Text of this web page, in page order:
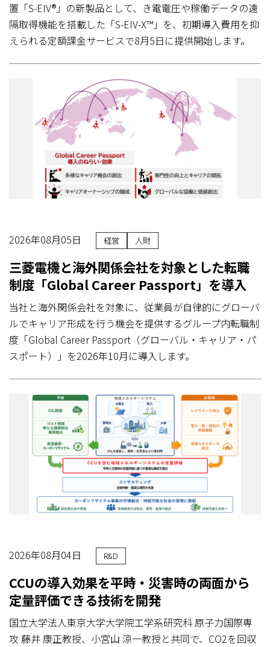
置「S-EIV®」の新製品として、き電電圧や稼働データの遠
隔取得機能を搭載した「S-EIV-X™」を、初期導入費用を抑
えられる定額課金サービスで8月5日に提供開始します。
2026年08月05日 経営 人財
三菱電機と海外関係会社を対象とした転職
制度「Global Career Passport」を導入
当社と海外関係会社を対象に、従業員が自律的にグローバ
ルでキャリア形成を行う機会を提供するグループ内転職制
度「Global Career Passport（グローバル・キャリア・パ
スポート）」を2026年10月に導入します。
2026年08月04日 R&D
CCUの導入効果を平時・災害時の両面から
定量評価できる技術を開発
国立大学法人東京大学大学院工学系研究科 原子力国際専
攻 藤井 康正教授、小宮山 涼一教授と共同で、CO2を回収